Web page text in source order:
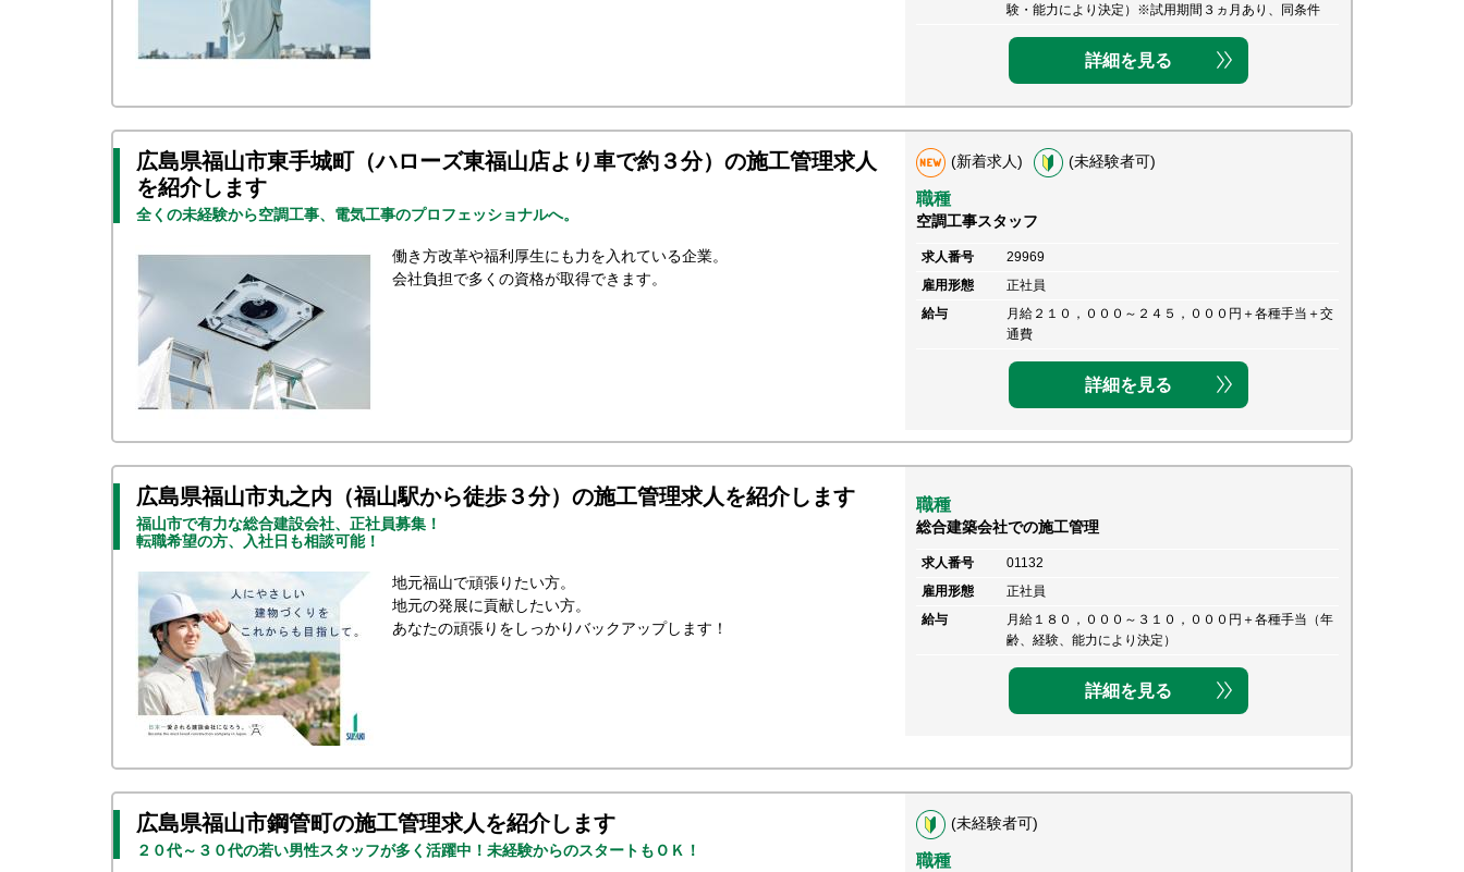
験・能力により決定）※試用期間３ヵ月あり、同条件
詳細を見る
広島県福山市東手城町（ハローズ東福山店より車で約３分）の施工管理求人
を紹介します
全くの未経験から空調工事、電気工事のプロフェッショナルへ。
働き方改革や福利厚生にも力を入れている企業。
会社負担で多くの資格が取得できます。
(新着求人) (未経験者可)
職種
空調工事スタッフ
求人番号
29969
雇用形態
正社員
給与
月給２１０，０００～２４５，０００円＋各種手当＋交
通費
詳細を見る
広島県福山市丸之内（福山駅から徒歩３分）の施工管理求人を紹介します
福山市で有力な総合建設会社、正社員募集！
転職希望の方、入社日も相談可能！
地元福山で頑張りたい方。
地元の発展に貢献したい方。
あなたの頑張りをしっかりバックアップします！
職種
総合建築会社での施工管理
求人番号
01132
雇用形態
正社員
給与
月給１８０，０００～３１０，０００円＋各種手当（年
齢、経験、能力により決定）
詳細を見る
広島県福山市鋼管町の施工管理求人を紹介します
２０代～３０代の若い男性スタッフが多く活躍中！未経験からのスタートもＯＫ！
(未経験者可)
職種